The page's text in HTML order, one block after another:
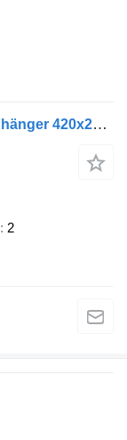
Niewiadów Catering trailer, Verkaufsanhänger 420x203x230, 2000kg
2